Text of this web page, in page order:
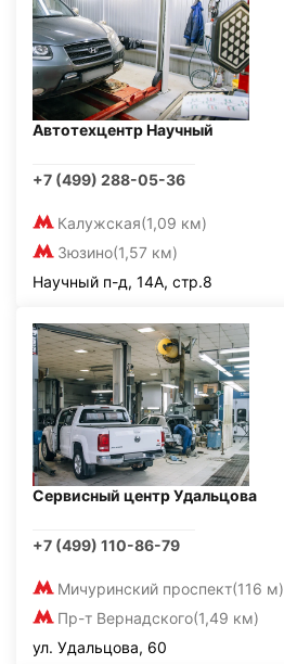
Автотехцентр Научный
+7 (499) 288-05-36
Калужская(1,09 км)
Зюзино(1,57 км)
Научный п-д, 14А, стр.8
Сервисный центр Удальцова
+7 (499) 110-86-79
Мичуринский проспект(116 м)
Пр-т Вернадского(1,49 км)
ул. Удальцова, 60